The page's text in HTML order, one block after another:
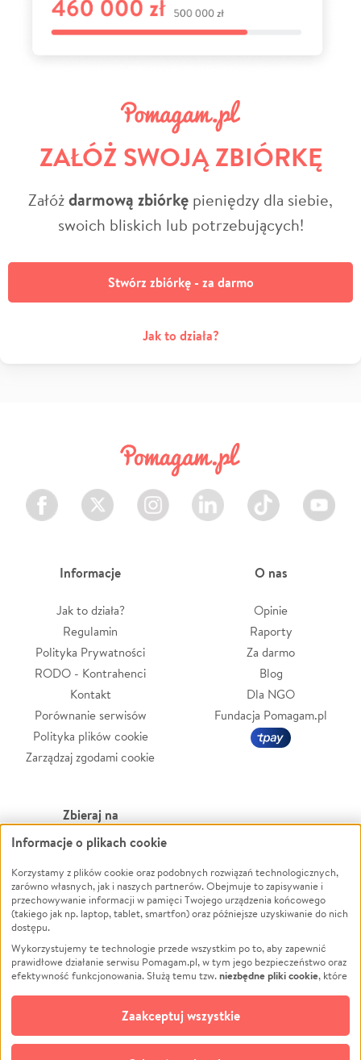
ZAŁÓŻ SWOJĄ ZBIÓRKĘ
Załóżdarmową zbiórkę pieniędzy dla siebie,
swoich bliskich lub potrzebujących!
Stwórz zbiórkę - za darmo
Jak to działa?
Facebook Twitter Instagram LinkedIn TikTok Youtube
Informacje
Jak to działa?
Regulamin
Polityka Prywatności
RODO - Kontrahenci
Kontakt
Porównanie serwisów
Polityka plików cookie
Zarządzaj zgodami cookie
O nas
Opinie
Raporty
Za darmo
Blog
Dla NGO
Fundacja Pomagam.pl
Zbieraj na
Leczenie
Zwierzęta
Pożar
Ukraina
Pomoc Finansowa
Projekty
Pogrzeb
Społeczność lokalna
Kultura
Powódź
Wichura
NGO
Edukacja
Podróż
Impreza
Ochrona środowiska
Biznes
Informacje o plikach cookie
Korzystamy z plików cookie oraz podobnych rozwiązań technologicznych,
zarówno własnych, jak i naszych partnerów. Obejmuje to zapisywanie i
przechowywanie informacji w pamięci Twojego urządzenia końcowego
(takiego jak np. laptop, tablet, smartfon) oraz późniejsze uzyskiwanie do nich
dostępu.
Wykorzystujemy te technologie przede wszystkim po to, aby zapewnić
prawidłowe działanie serwisu Pomagam.pl, w tym jego bezpieczeństwo oraz
efektywność funkcjonowania. Służą temu tzw.niezbędne pliki cookie, które
opcjonalnych plików cookie
technologii do celów analitycznych i retargetingowych. Możesz wyrazić
zgodę na ich stosowanie lub jej odmówić. W dowolnym momencie masz
możliwość zmiany swoich preferencji na stronie „Zarządzaj zgodami cookie”,
Zaakceptuj wszystkie